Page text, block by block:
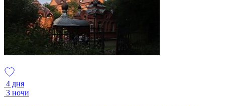
4 дня
3 ночи